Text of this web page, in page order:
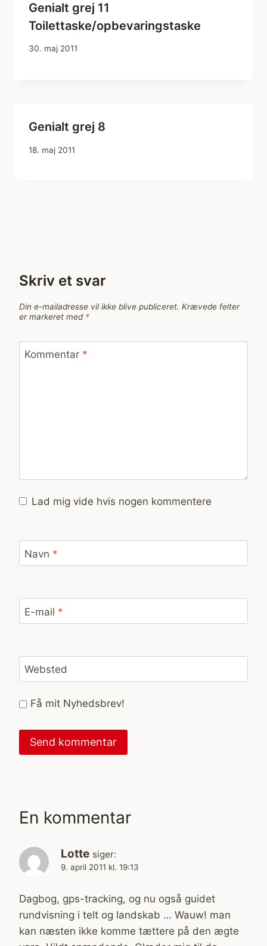
Genialt grej 11
Toilettaske/opbevaringstaske
30. maj 2011
Genialt grej 8
18. maj 2011
Skriv et svar
Din e-mailadresse vil ikke blive publiceret. Krævede felter
er markeret med *
Kommentar *
Lad mig vide hvis nogen kommentere
Navn *
E-mail *
Websted
Få mit Nyhedsbrev!
En kommentar
Lotte siger:
9. april 2011 kl. 19:13
Dagbog, gps-tracking, og nu også guidet
rundvisning i telt og landskab … Wauw! man
kan næsten ikke komme tættere på den ægte